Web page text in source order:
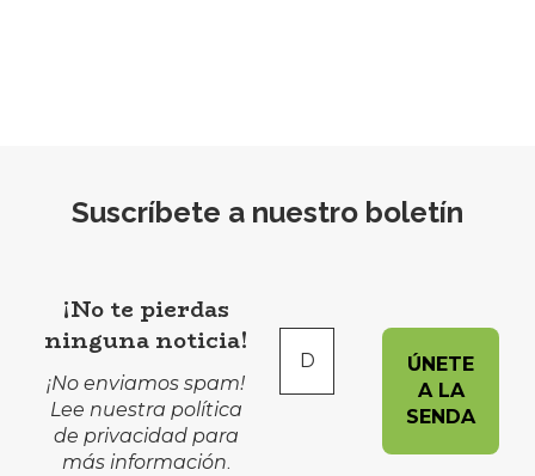
Suscríbete a nuestro boletín
¡No te pierdas
ninguna noticia!
¡No enviamos spam!
Lee nuestra política
de privacidadpara
más información.